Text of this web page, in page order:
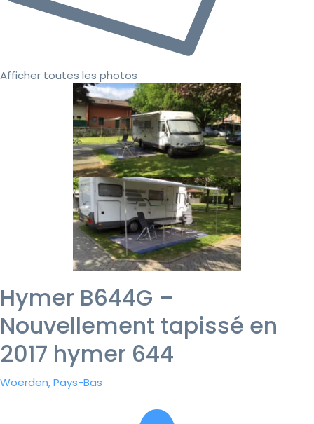
Afficher toutes les photos
Hymer B644G –
Nouvellement tapissé en
2017 hymer 644
Woerden, Pays-Bas